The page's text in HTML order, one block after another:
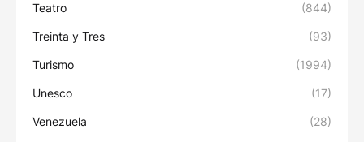
Teatro (844)
Treinta y Tres (93)
Turismo (1994)
Unesco (17)
Venezuela (28)